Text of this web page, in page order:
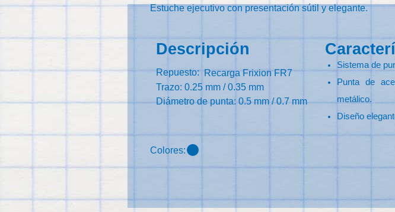
Estuche ejecutivo con presentación sútil y elegante.
Descripción
Repuesto: Recarga Frixion FR7
Trazo: 0.25 mm / 0.35 mm
Diámetro de punta: 0.5 mm / 0.7 mm
Sistema de
Punta de
metálico.
Diseño
Colores: